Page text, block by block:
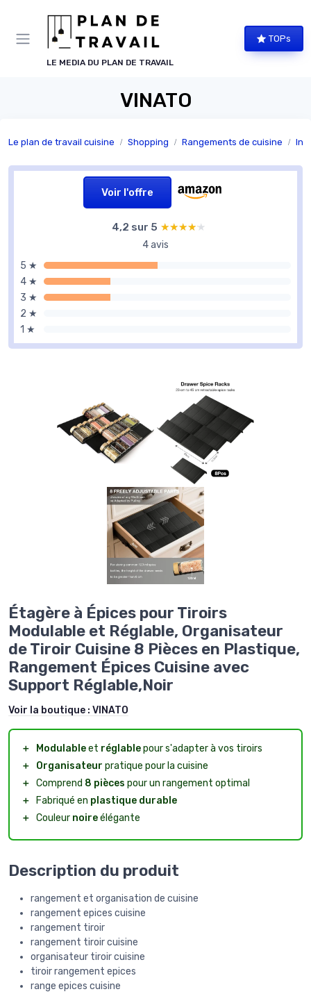
LE MEDIA DU PLAN DE TRAVAIL
TOPs
VINATO
Le plan de travail cuisine Shopping Rangements de cuisine
Voir l'offre
4,2 sur 5 ★★★★★
★★★★★
4 avis
5 ★
4 ★
3 ★
2 ★
1 ★
Étagère à Épices pour Tiroirs
Modulable et Réglable, Organisateur
de Tiroir Cuisine 8 Pièces en Plastique,
Rangement Épices Cuisine avec
Support Réglable,Noir
Voir la boutique : VINATO
＋ Modulableet réglablepour s'adapter à vos tiroirs
＋
Organisateur pratique pour la cuisine
＋ Comprend 8 pièces pour un rangement optimal
＋
Fabriqué en plastique durable
＋ Couleur noireélégante
Description du produit
rangement et organisation de cuisine
rangement epices cuisine
rangement tiroir
rangement tiroir cuisine
organisateur tiroir cuisine
tiroir rangement epices
range epices cuisine